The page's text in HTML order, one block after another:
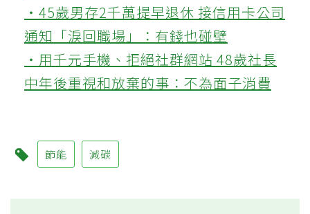
‧45歲男存2千萬提早退休 接信用卡公司
通知「淚回職場」：有錢也碰壁
‧用千元手機、拒絕社群網站 48歲社長
中年後重視和放棄的事：不為面子消費
節能 減碳